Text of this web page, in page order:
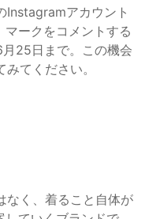
Instagramアカウント
ークをコメントする
25日まで。この機会
てください。
なく、着ること自体が